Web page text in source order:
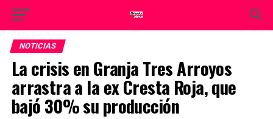
NOTICIAS
La crisis en Granja Tres Arroyos
arrastra a la ex Cresta Roja, que
bajó 30% su producción